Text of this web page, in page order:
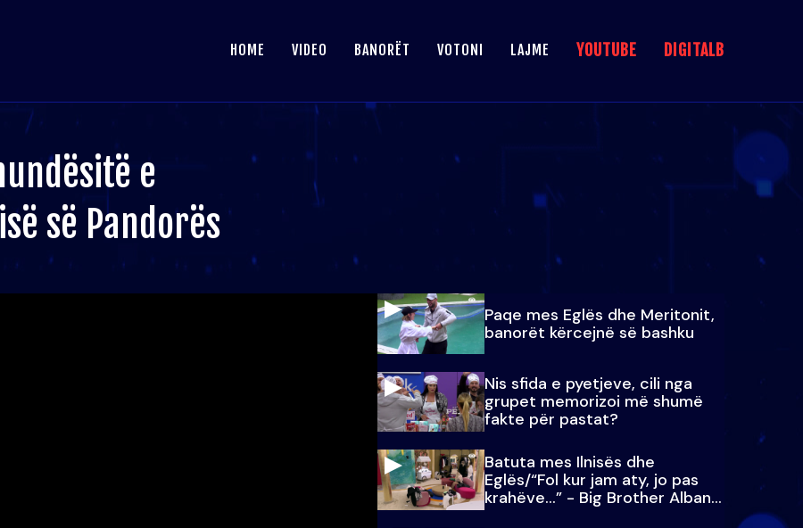
HOME VIDEO BANORËT VOTONI LAJME YOUTUBE DIGITALB
e
së Pandorës
Paqe mes Eglës dhe Meritonit,
banorët kërcejnë së bashku
Nis sfida e pyetjeve, cili nga
grupet memorizoi më shumë
fakte për pastat?
Batuta mes Ilnisës dhe
Eglës/“Fol kur jam aty, jo pas
krahëve…” - Big Brother Albania
VIP 3